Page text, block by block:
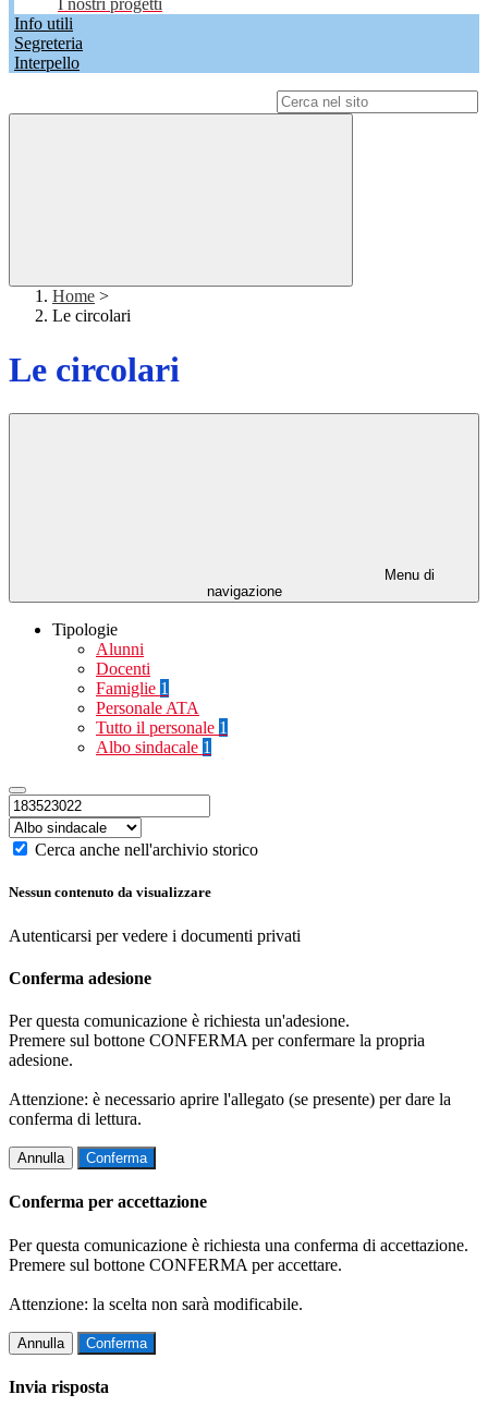
I nostri progetti
Info utili
Segreteria
Interpello
Home >
Le circolari
Le circolari
Menu di
navigazione
Tipologie
Alunni
Docenti
Famiglie 1
Personale ATA
Tutto il personale 1
Albo sindacale 1
Cerca anche nell'archivio storico
Nessun contenuto da visualizzare
Autenticarsi per vedere i documenti privati
Conferma adesione
Per questa comunicazione è richiesta un'adesione.
Premere sul bottone CONFERMA per confermare la propria
adesione.
Attenzione: è necessario aprire l'allegato (se presente) per dare la
conferma di lettura.
Annulla Conferma
Conferma per accettazione
Per questa comunicazione è richiesta una conferma di accettazione.
Premere sul bottone CONFERMA per accettare.
Attenzione: la scelta non sarà modificabile.
Annulla Conferma
Invia risposta